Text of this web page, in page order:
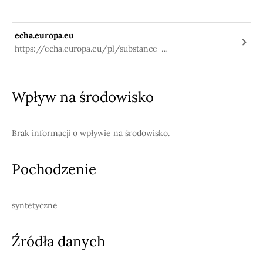
echa.europa.eu
https://echa.europa.eu/pl/substance-
information/-/substanceinfo/100.118.740
Wpływ na środowisko
Brak informacji o wpływie na środowisko.
Pochodzenie
syntetyczne
Źródła danych